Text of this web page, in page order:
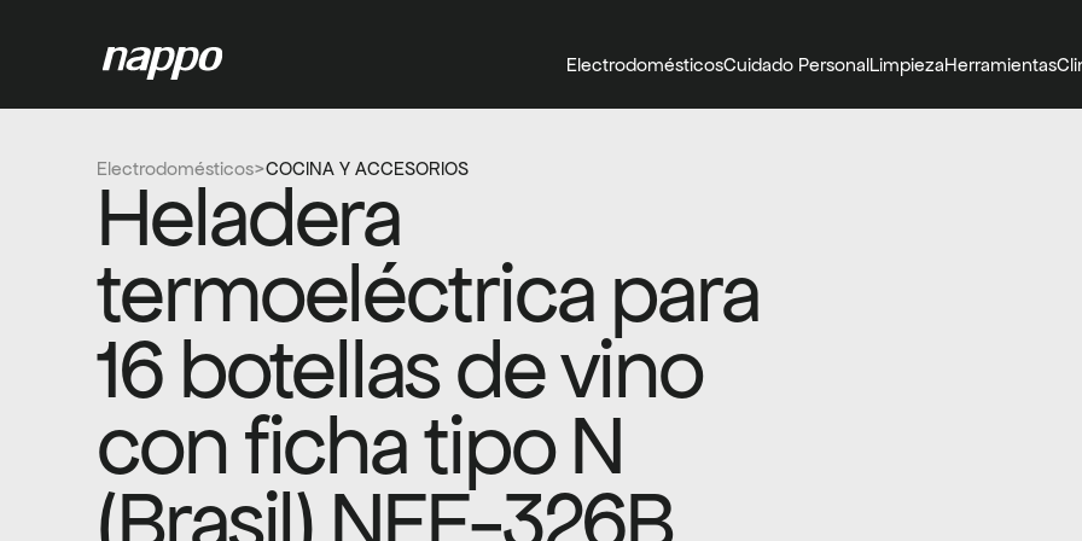
ElectrodomésticosCuidado PersonalLimpiezaHerramientas
Electrodomésticos>COCINA Y ACCESORIOS
Heladera
termoeléctrica para
16 botellas de vino
con ficha tipo N